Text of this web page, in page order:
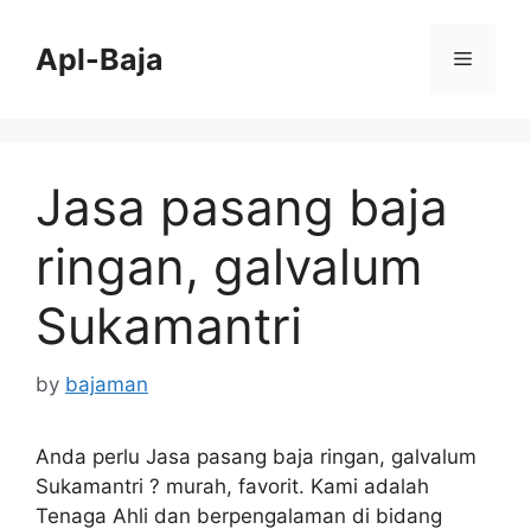
contentApl-Baja Menu
Jasa pasang baja
ringan, galvalum
Sukamantri
by bajaman
Anda perlu Jasa pasang baja ringan, galvalum
Sukamantri ? murah, favorit. Kami adalah
Tenaga Ahli dan berpengalaman di bidang